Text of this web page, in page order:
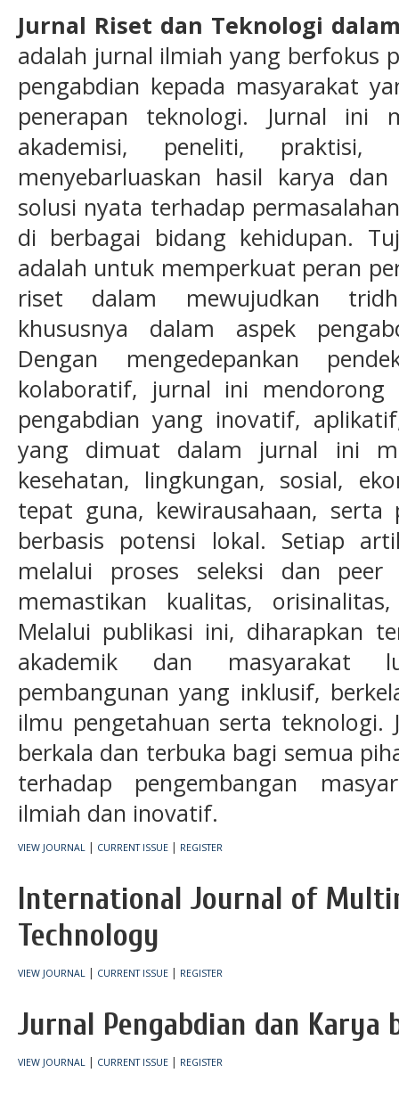
Jurnal Riset dan Teknologi
adalah jurnal ilmiah yang berfokus
pengabdian kepada masyarakat
penerapan teknologi. Jurnal ini
akademisi, peneliti,
menyebarluaskan hasil karya
solusi nyata terhadap
di berbagai bidang kehidupan.
adalah untuk memperkuat peran
riset dalam mewujudkan
khususnya dalam aspek
Dengan mengedepankan
kolaboratif, jurnal ini mendorong
pengabdian yang inovatif,
yang dimuat dalam jurnal ini
kesehatan, lingkungan, sosial,
tepat guna, kewirausahaan, serta
berbasis potensi lokal. Setiap
melalui proses seleksi dan
memastikan kualitas,
Melalui publikasi ini, diharapkan
akademik dan masyarakat
pembangunan yang inklusif,
ilmu pengetahuan serta teknologi.
berkala dan terbuka bagi semua
terhadap pengembangan
ilmiah dan inovatif.
VIEW JOURNAL | CURRENT ISSUE | REGISTER
International Journal of
Technology
VIEW JOURNAL | CURRENT ISSUE | REGISTER
Jurnal Pengabdian dan Karya
VIEW JOURNAL | CURRENT ISSUE | REGISTER